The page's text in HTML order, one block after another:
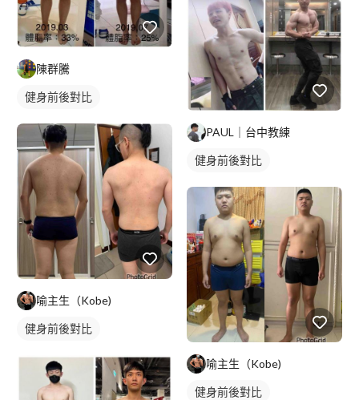
陳群騰
健身前後對比
喻主生（Kobe)
健身前後對比
PAUL｜台中教練
健身前後對比
喻主生（Kobe)
健身前後對比